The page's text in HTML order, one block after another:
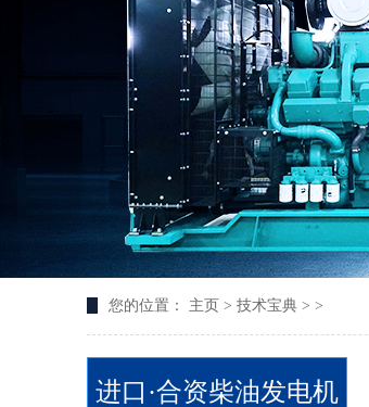
您的位置： 主页 > 技术宝典 > >
进口·合资柴油发电机